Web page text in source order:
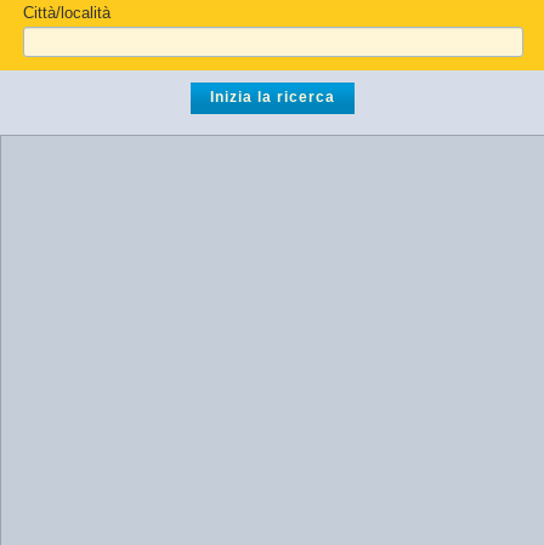
Offerta last minute + Offerta forfettaria
Città/località